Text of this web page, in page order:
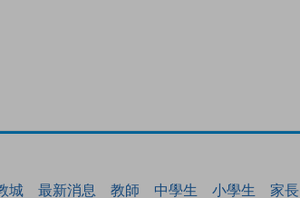
城 最新消息 教師 中學生 小學生 家長